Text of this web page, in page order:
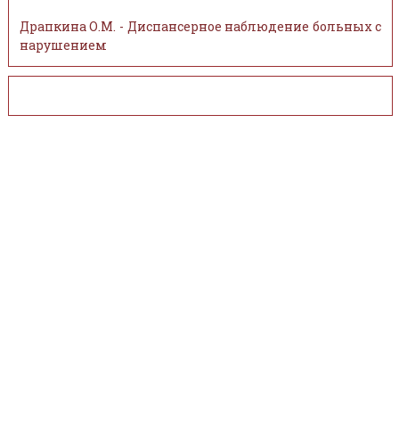
Драпкина О.М. - Диспансерное наблюдение больных с
нарушением